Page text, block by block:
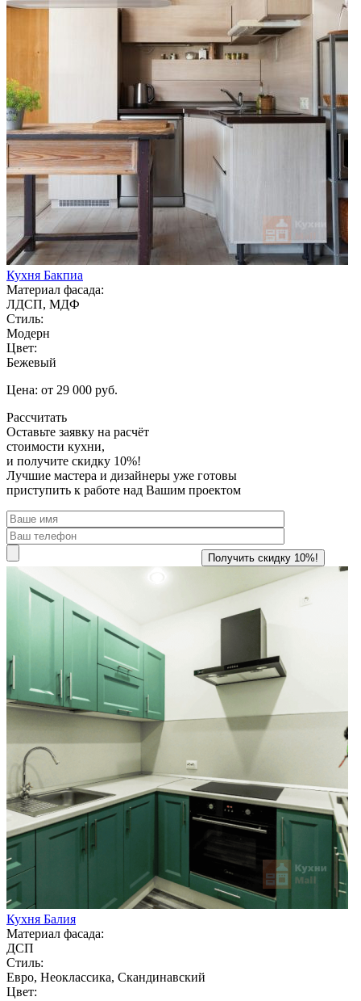
Кухня Бакпиа
Материал фасада:
ЛДСП, МДФ
Стиль:
Модерн
Цвет:
Бежевый
Цена: от 29 000 руб.
Рассчитать
Оставьте заявку на расчёт
стоимости кухни,
и получите скидку 10%!
Лучшие мастера и дизайнеры уже готовы
приступить к работе над Вашим проектом
Кухня Балия
Материал фасада:
ДСП
Стиль:
Евро, Неоклассика, Скандинавский
Цвет: